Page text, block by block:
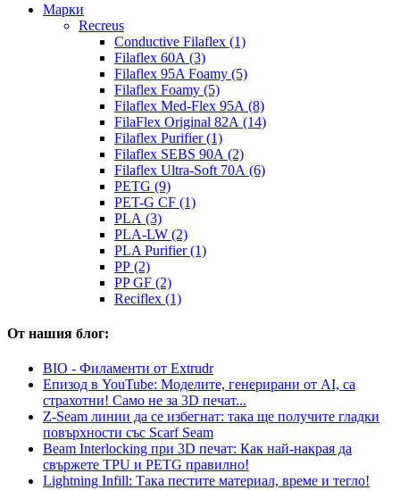
Mарки
Recreus
Conductive Filaflex (1)
Filaflex 60A (3)
Filaflex 95A Foamy (5)
Filaflex Foamy (5)
Filaflex Med-Flex 95A (8)
FilaFlex Original 82A (14)
Filaflex Purifier (1)
Filaflex SEBS 90A (2)
Filaflex Ultra-Soft 70A (6)
PETG (9)
PET-G CF (1)
PLA (3)
PLA-LW (2)
PLA Purifier (1)
PP (2)
PP GF (2)
Reciflex (1)
От нашия блог:
BIO - Филаменти от Extrudr
Епизод в YouTube: Моделите, генерирани от AI, са
страхотни! Само не за 3D печат...
Z-Seam линии да се избегнат: така ще получите гладки
повърхности със Scarf Seam
Beam Interlocking при 3D печат: Как най-накрая да
свържете TPU и PETG правилно!
Lightning Infill: Така пестите материал, време и тегло!